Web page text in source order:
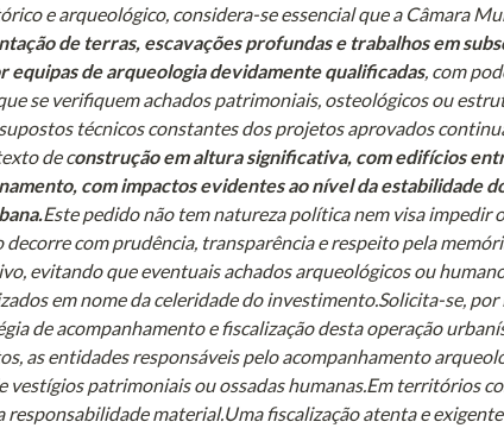
e arqueológico, considera-se essencial que a Câmara
de terras, escavações profundas e trabalhos em
equipas de arqueologia devidamente qualificadas, com
se verifiquem achados patrimoniais, osteológicos ou
técnicos constantes dos projetos aprovados
de construção em altura significativa, com edifícios
com impactos evidentes ao nível da estabilidade
Este pedido não tem natureza política nem visa impedir
decorre com prudência, transparência e respeito pela
evitando que eventuais achados arqueológicos ou
em nome da celeridade do investimento.Solicita-se,
de acompanhamento e fiscalização desta operação
as entidades responsáveis pelo acompanhamento
vestígios patrimoniais ou ossadas humanas.Em territórios
responsabilidade material.Uma fiscalização atenta e